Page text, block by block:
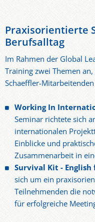
Praxisorientierte
Berufsalltag
Im Rahmen der Global
Training zwei Themen
Schaeffler-
Working In
Seminar richtete sich
internationalen
Einblicke und
Zusammenarbeit in
Survival Kit - English
sich um ein
Teilnehmenden die
für erfolgreiche